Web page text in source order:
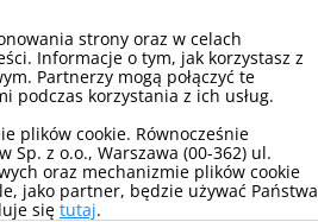
strony oraz w celach
Informacje o tym, jak korzystasz z
Partnerzy mogą połączyć te
podczas korzystania z ich usług.
plików cookie. Równocześnie
z o.o., Warszawa (00-362) ul.
oraz mechanizmie plików cookie
jako partner, będzie używać Państwa
się tutaj.